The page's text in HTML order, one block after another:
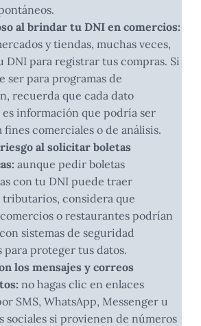
al brindar tu DNI en comercios:
y tiendas, muchas veces,
DNI para registrar tus compras. Si
ser para programas de
recuerda que cada dato
información que podría ser
fines comerciales o de análisis.
al solicitar boletas
aunque pedir boletas
con tu DNI puede traer
considera que
o restaurantes podrían
sistemas de seguridad
para proteger tus datos.
los mensajes y correos
no hagas clic en enlaces
SMS, WhatsApp, Messenger u
sociales si provienen de números